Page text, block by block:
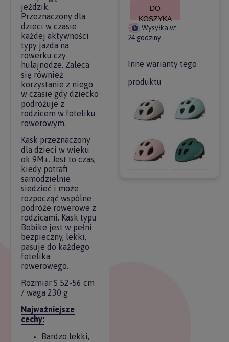
jeździk.
Przeznaczony dla
dzieci w czasie
każdej aktywności
typy jazda na
rowerku czy
hulajnodze. Zaleca
się również
korzystanie z niego
w czasie gdy dziecko
podróżuje z
rodzicem w foteliku
rowerowym.
Kask przeznaczony
dla dzieci w wieku
ok 9M+. Jest to czas,
kiedy potrafi
samodzielnie
siedzieć i może
rozpocząć wspólne
podróże rowerowe z
rodzicami. Kask typu
Bobike jest w pełni
bezpieczny, lekki,
pasuje do każdego
fotelika
rowerowego.
Rozmiar S 52-56 cm
/ waga 230 g
Najważniejsze
cechy:
Bardzo lekki,
DO
KOSZYKA
Wysyłka w:
24 godziny
Inne warianty tego
produktu